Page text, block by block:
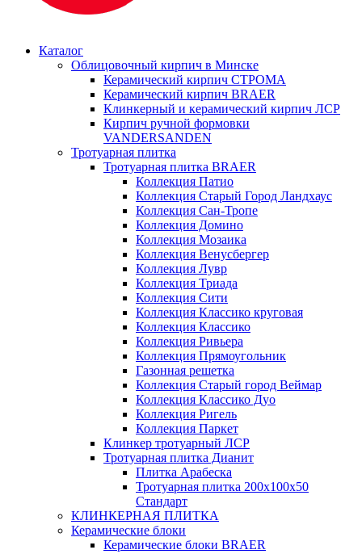
Каталог
Облицовочный кирпич в Минске
Керамический кирпич СТРОМА
Керамический кирпич BRAER
Клинкерный и керамический кирпич ЛСР
Кирпич ручной формовки
VANDERSANDEN
Тротуарная плитка
Тротуарная плитка BRAER
Коллекция Патио
Коллекция Старый Город Ландхаус
Коллекция Сан-Тропе
Коллекция Домино
Коллекция Мозаика
Коллекция Венусбергер
Коллекция Лувр
Коллекция Триада
Коллекция Сити
Коллекция Классико круговая
Коллекция Классико
Коллекция Ривьера
Коллекция Прямоугольник
Газонная решетка
Коллекция Старый город Веймар
Коллекция Классико Дуо
Коллекция Ригель
Коллекция Паркет
Клинкер тротуарный ЛСР
Тротуарная плитка Дианит
Плитка Арабеска
Тротуарная плитка 200х100х50
Стандарт
КЛИНКЕРНАЯ ПЛИТКА
Керамические блоки
Керамические блоки BRAER